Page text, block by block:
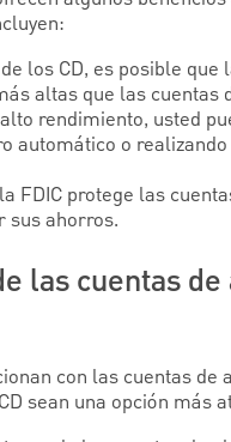
los CD, es posible
altas que las cuentas
rendimiento, usted
automático o
FDIC protege las
sus ahorros.
las cuentas
con las cuentas
sean una opción más